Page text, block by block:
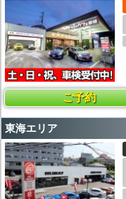
ご予約
東海エリア